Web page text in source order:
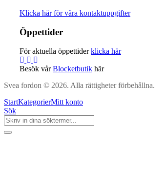
Klicka här för våra kontaktuppgifter
Öppettider
För aktuella öppettiderklicka här
Besök vårBlocketbutik här
Svea fordon © 2026. Alla rättigheter förbehållna.
StartKategorierMitt konto
Sök